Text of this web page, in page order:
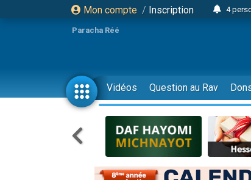
Mon compte / Inscription
4
3
3
13
2
30
Il
Paracha Réé
Vidéos Question au Rav